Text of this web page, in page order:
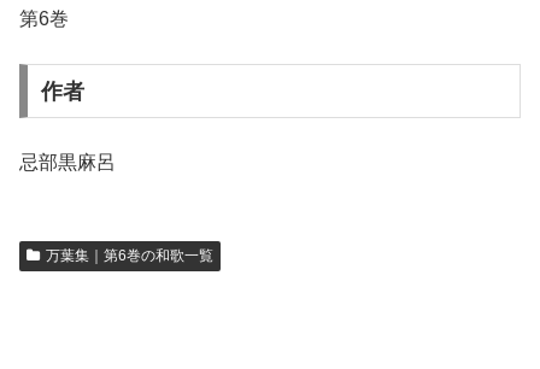
第6巻
作者
忌部黒麻呂
万葉集｜第6巻の和歌一覧